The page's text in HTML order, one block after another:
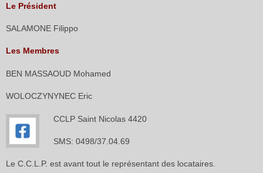
Le Président
SALAMONE Filippo
Les Membres
BEN MASSAOUD Mohamed
WOLOCZYNYNEC Eric
CCLP Saint Nicolas 4420
SMS: 0498/37.04.69
Le C.C.L.P. est avant tout le représentant des locataires.